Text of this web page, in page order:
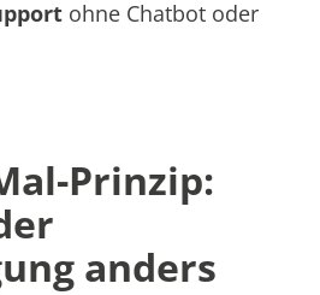
ohne Chatbot oder
Prinzip:
anders